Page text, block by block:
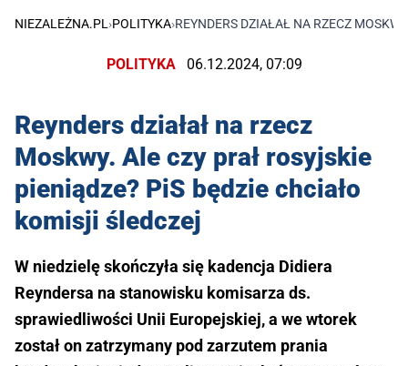
NIEZALEŻNA.PL ›POLITYKA›REYNDERS DZIAŁAŁ NA RZECZ
POLITYKA 06.12.2024, 07:09
Reynders działał na rzecz
Moskwy. Ale czy prał rosyjskie
pieniądze? PiS będzie chciało
komisji śledczej
W niedzielę skończyła się kadencja Didiera
Reyndersa na stanowisku komisarza ds.
sprawiedliwości Unii Europejskiej, a we wtorek
został on zatrzymany pod zarzutem prania